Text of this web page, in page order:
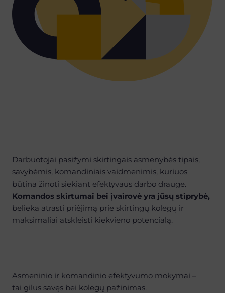
Darbuotojai pasižymi skirtingais asmenybės tipais,
savybėmis, komandiniais vaidmenimis, kuriuos
būtina žinoti siekiant efektyvaus darbo drauge.
Komandos skirtumai bei įvairovė yra jūsų stiprybė,
belieka atrasti priėjimą prie skirtingų kolegų ir
maksimaliai atskleisti kiekvieno potencialą.
Asmeninio ir komandinio efektyvumo mokymai –
tai gilus savęs bei kolegų pažinimas.